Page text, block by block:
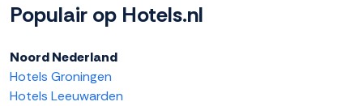
Populair op Hotels.nl
Noord Nederland
Hotels Groningen
Hotels Leeuwarden